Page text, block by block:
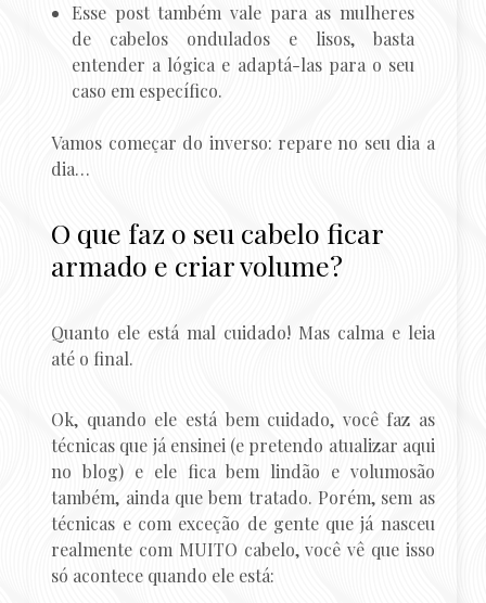
Esse post também vale para as mulheres
de cabelos ondulados e lisos, basta
entender a lógica e adaptá-las para o seu
caso em específico.
Vamos começar do inverso: repare no seu dia a
dia…
O que faz o seu cabelo ficar
armado e criar volume?
Quanto ele está mal cuidado! Mas calma e leia
até o final.
Ok, quando ele está bem cuidado, você faz as
técnicas que já ensinei (e pretendo atualizar aqui
no blog) e ele fica bem lindão e volumosão
também, ainda que bem tratado. Porém, sem as
técnicas e com exceção de gente que já nasceu
realmente com MUITO cabelo, você vê que isso
só acontece quando ele está: